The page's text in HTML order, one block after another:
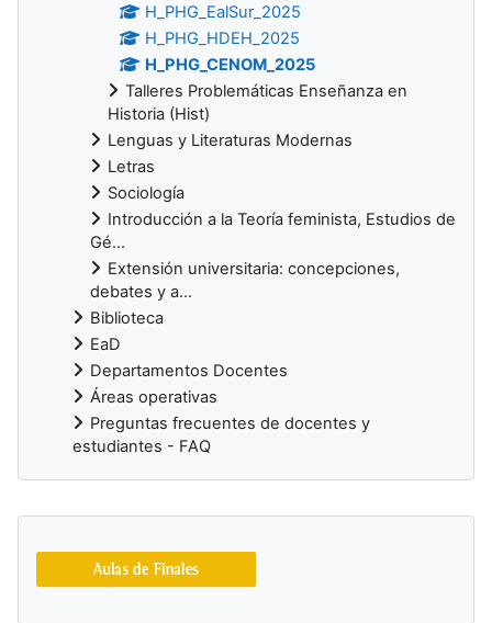
H_PHG_EalSur_2025
H_PHG_HDEH_2025
H_PHG_CENOM_2025
Talleres Problemáticas Enseñanza en
Historia (Hist)
Lenguas y Literaturas Modernas
Letras
Sociología
Introducción a la Teoría feminista, Estudios de
Gé...
Extensión universitaria: concepciones,
debates y a...
Biblioteca
EaD
Departamentos Docentes
Áreas operativas
Preguntas frecuentes de docentes y
estudiantes - FAQ
Bloques suplementarios